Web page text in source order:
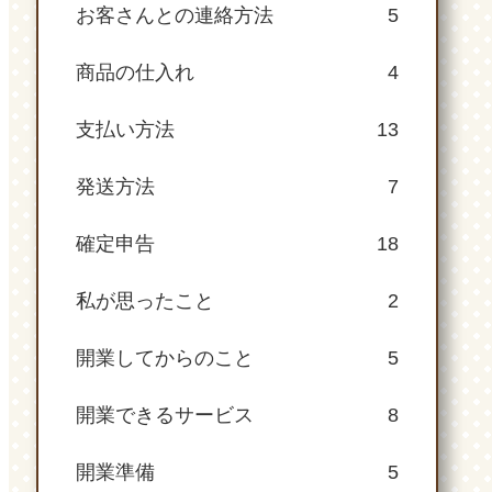
お客さんとの連絡方法 5
商品の仕入れ 4
支払い方法 13
発送方法 7
確定申告 18
私が思ったこと 2
開業してからのこと 5
開業できるサービス 8
開業準備 5